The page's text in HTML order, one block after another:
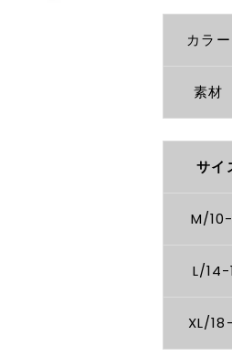
カラー
素材
サイ
M/
L/14-
XL/